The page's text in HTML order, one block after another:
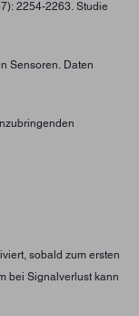
2254-2263. Studie
Sensoren. Daten
sobald zum ersten
bei Signalverlust kann